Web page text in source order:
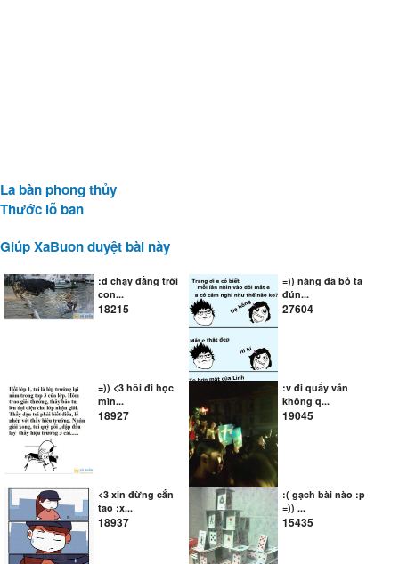
La bàn phong thủy
Thước lỗ ban
Giúp XaBuon duyệt bài này
:d chạy đằng trời
con...
18215
=)) nàng đã bỏ ta
đún...
27604
=)) <3 hồi đi học
mìn...
18927
:v đi quẩy vẫn
không q...
19045
<3 xin đừng cắn
tao :x...
18937
:( gạch bài nào :p
=)) ...
15435